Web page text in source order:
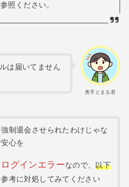
照ください。
奥手とまる君
は届いてません
制退会させられたわけじゃな
心を
ログインエラーなので、以下
考に対処してみてください